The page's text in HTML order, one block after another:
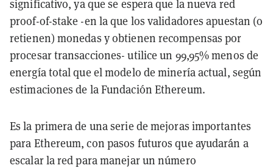
significativo, ya que se espera que la nueva red
proof-of-stake -en la que los validadores apuestan (o
retienen) monedas y obtienen recompensas por
procesar transacciones- utilice un 99,95% menos de
energía total que el modelo de minería actual, según
estimaciones de la Fundación Ethereum.
Es la primera de una serie de mejoras importantes
para Ethereum, con pasos futuros que ayudarán a
escalar la red para manejar un número